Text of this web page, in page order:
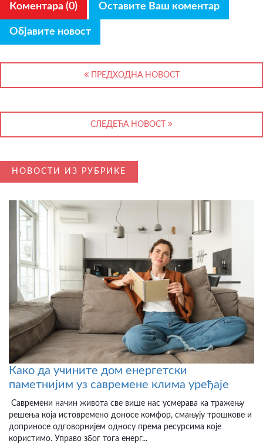
Коментара (0) Оставите Ваш коментар
Објавите новост
ПРЕДХОДНА НОВОСТ
СЛЕДЕЋА НОВОСТ
НОВОСТИ ИЗ РУБРИКЕ
Како да учините дом енергетски
паметнијим уз савремене клима уређаје
Савремени начин живота све више нас усмерава ка тражењу
решења која истовремено доносе комфор, смањују трошкове и
доприносе одговорнијем односу према ресурсима које
користимо. Управо због тога енерг...